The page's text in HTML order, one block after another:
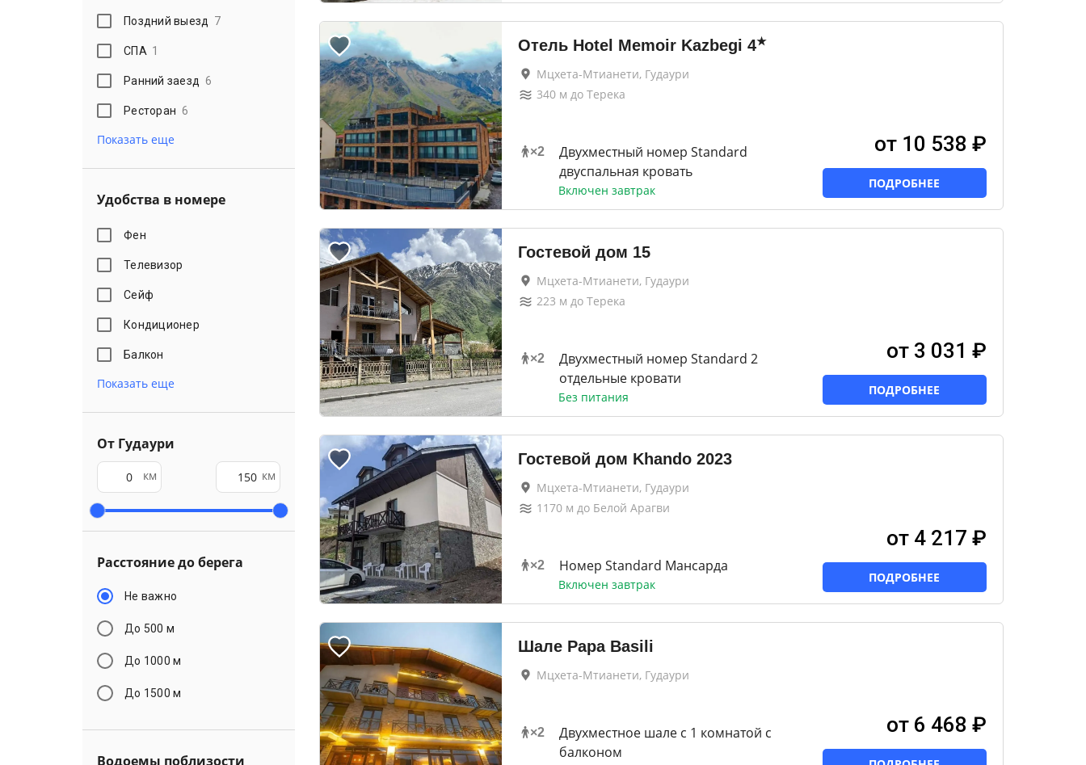
Поздний выезд 7
СПА 1
Ранний заезд 6
Ресторан 6
Показать еще
Удобства в номере
Фен
Телевизор
Сейф
Кондиционер
Балкон
Показать еще
От Гудаури
км км
Расстояние до берега
Не важно
До 500 м
До 1000 м
До 1500 м
Водоемы поблизости
Отель Hotel Memoir Kazbegi 4★
Мцхета-Мтианети, Гудаури
340м до Терека
×2
Двухместный номер Standard
двуспальная кровать
Включен завтрак
от 10 538 ₽
ПОДРОБНЕЕ
Гостевой дом 15
Мцхета-Мтианети, Гудаури
223 м до Терека
×2
Двухместный номер Standard 2
отдельные кровати
Без питания
от 3 031 ₽
ПОДРОБНЕЕ
Гостевой дом Khando 2023
Мцхета-Мтианети, Гудаури
1170м до Белой Арагви
×2 Номер Standard Мансарда
Включен завтрак
от 4 217 ₽
ПОДРОБНЕЕ
Шале Papa Basili
Мцхета-Мтианети, Гудаури
×2
Двухместное шале c 1 комнатой с
балконом
от 6 468 ₽